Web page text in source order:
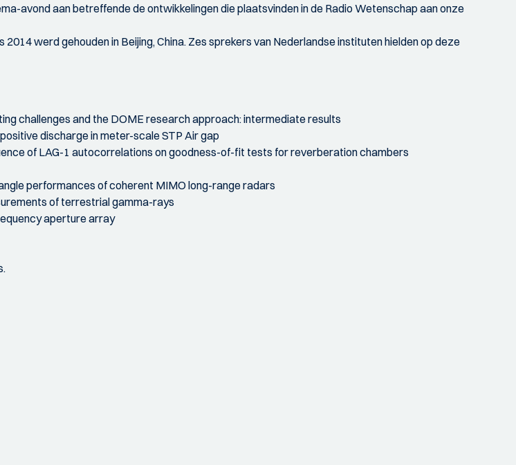
avond aan betreffende de ontwikkelingen die plaatsvinden in de Radio Wetenschap aan onze
werd gehouden in Beijing, China. Zes sprekers van Nederlandse instituten hielden op deze
challenges and the DOME research approach: intermediate results
discharge in meter-scale STP Air gap
of LAG-1 autocorrelations on goodness-of-fit tests for reverberation chambers
performances of coherent MIMO long-range radars
of terrestrial gamma-rays
aperture array